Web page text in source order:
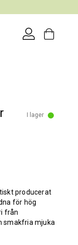
I lager
producerat
för hög
från
smakfria mjuka